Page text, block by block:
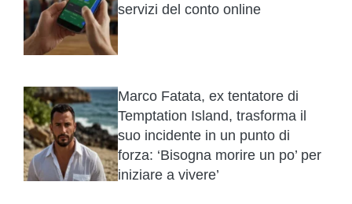
servizi del conto online
Marco Fatata, ex tentatore di
Temptation Island, trasforma il
suo incidente in un punto di
forza: ‘Bisogna morire un po’ per
iniziare a vivere’